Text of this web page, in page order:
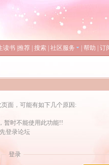
读书 推荐 搜索 社区服务 帮助 订
面，可能有如下几个原因:
暂时不能使用此功能!!
登录论坛
登录